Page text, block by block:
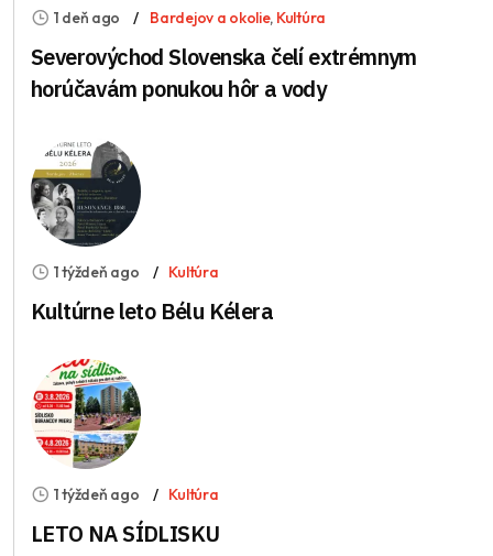
1 deň ago Bardejov a okolie, Kultúra
Severovýchod Slovenska čelí extrémnym
horúčavám ponukou hôr a vody
1 týždeň ago Kultúra
Kultúrne leto Bélu Kélera
1 týždeň ago Kultúra
LETO NA SÍDLISKU